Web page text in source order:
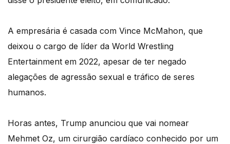
A empresária é casada com Vince McMahon, que
deixou o cargo de líder da World Wrestling
Entertainment em 2022, apesar de ter negado
alegações de agressão sexual e tráfico de seres
humanos.
Horas antes, Trump anunciou que vai nomear
Mehmet Oz, um cirurgião cardíaco conhecido por um